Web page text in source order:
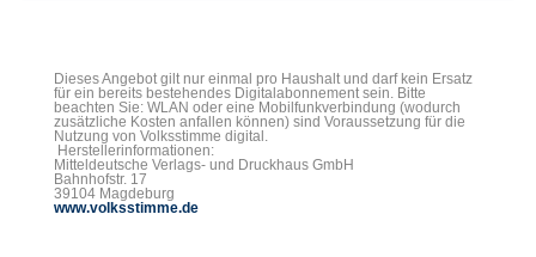
Dieses Angebot gilt nur einmal pro Haushalt und darf kein Ersatz
für ein bereits bestehendes Digitalabonnement sein. Bitte
beachten Sie: WLAN oder eine Mobilfunkverbindung (wodurch
zusätzliche Kosten anfallen können) sind Voraussetzung für die
Nutzung von Volksstimme digital.
Herstellerinformationen:
Mitteldeutsche Verlags- und Druckhaus GmbH
Bahnhofstr. 17
39104 Magdeburg
www.volksstimme.de